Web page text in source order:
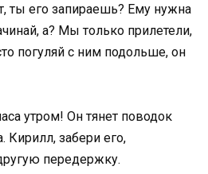
ты его запираешь? Ему нужна
а? Мы только прилетели,
погуляй с ним подольше, он
утром! Он тянет поводок
Кирилл, забери его,
передержку.